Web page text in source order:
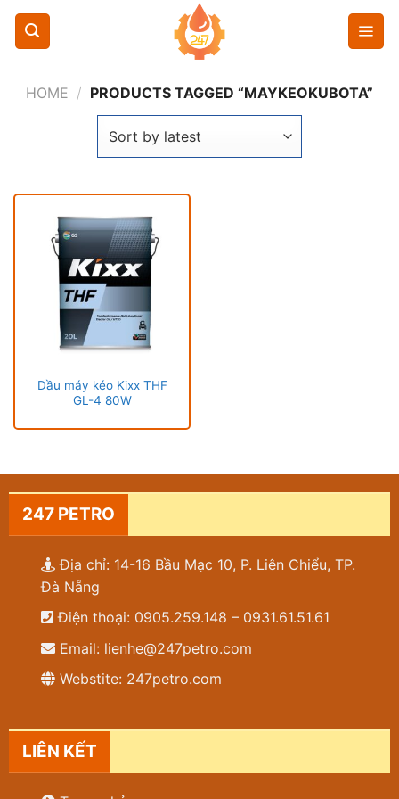
Chuyển
nội
HOME / PRODUCTS TAGGED “MAYKEOKUBOTA”
Dầu máy kéo Kixx THF
GL-4 80W
247 PETRO
Địa chỉ: 14-16 Bầu Mạc 10, P. Liên Chiểu, TP.
Đà Nẵng
Điện thoại: 0905.259.148 – 0931.61.51.61
Email: lienhe@247petro.com
Webstite: 247petro.com
LIÊN KẾT